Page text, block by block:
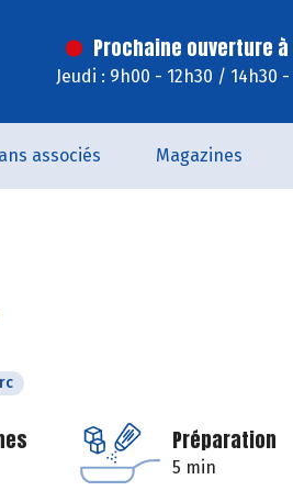
Prochaine ouverture
Jeudi : 9h00 - 12h30 / 14h30 -
associés Magazines
Préparation
5 min